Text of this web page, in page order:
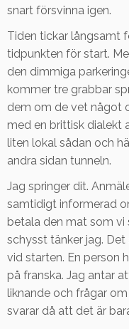
snart försvinna igen.
Tiden tickar långsamt
tidpunkten för start.
den dimmiga
kommer tre grabbar
dem om de vet något
med en brittisk dialekt
liten lokal sådan och
andra sidan tunneln.
Jag springer dit.
samtidigt informerad
betala den mat som
schysst tänker jag.
vid starten. En person
på franska. Jag antar
liknande och frågar
svarar då att det är